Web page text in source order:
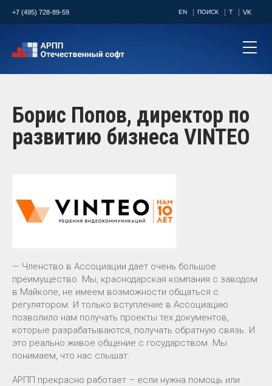
+7 (495) 728-89-59 EN ПОИСК T VK
Борис Попов, директор по
развитию бизнеса VINTEO
— Членство в Ассоциации дает очень большое
преимущество. Мы, краснодарская компания с заводом
в Майкопе, не имеем возможности общаться с
регулятором. И только вступление в Ассоциацию
позволило нам получать проекты тех документов,
которые разрабатываются, получать обратную связь. И
это реально живое общение с государством. Мы
понимаем, что нас слышат.
АРПП прекрасно работает – если нужна помощь или